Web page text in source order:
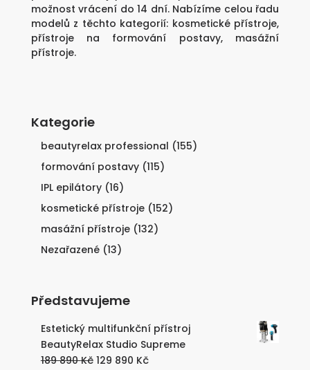
možnost vrácení do 14 dní. Nabízíme celou řadu
modelů z těchto kategorií: kosmetické přístroje,
přístroje na formování postavy, masážní
přístroje.
Kategorie
beautyrelax professional (155)
formování postavy (115)
IPL epilátory (16)
kosmetické přístroje (152)
masážní přístroje (132)
Nezařazené (13)
Představujeme
Estetický multifunkční přístroj
BeautyRelax Studio Supreme
189 890Kč Původní
129 890 KčAktuální